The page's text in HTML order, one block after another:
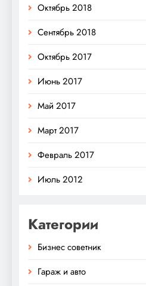
Октябрь 2018
Сентябрь 2018
Октябрь 2017
Июнь 2017
Май 2017
Март 2017
Февраль 2017
Июль 2012
Категории
Бизнес советник
Гараж и авто